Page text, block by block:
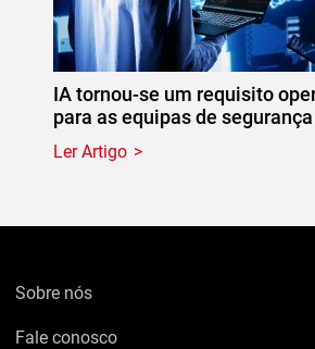
IA tornou-se um requisito
para as equipas de segurança
Ler Artigo
Sobre nós
Fale conosco